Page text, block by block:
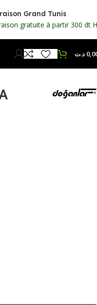
Grand Tunis
gratuite à partir 300 dt
د.ت